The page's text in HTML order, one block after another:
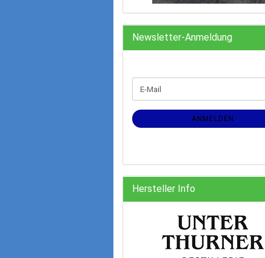
Newsletter-Anmeldung
ZUR
ANMELDUNG
E-
Mail
ANMELDEN
Hersteller Info